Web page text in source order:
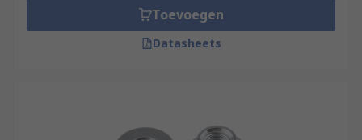
Toevoegen
Datasheets